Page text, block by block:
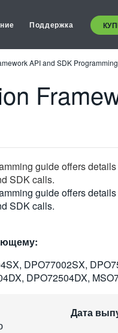
Поддержка
API and SDK
guide offers
SDK calls.
guide offers
SDK calls.
DPO77002SX,
DPO72504DX,
Дата